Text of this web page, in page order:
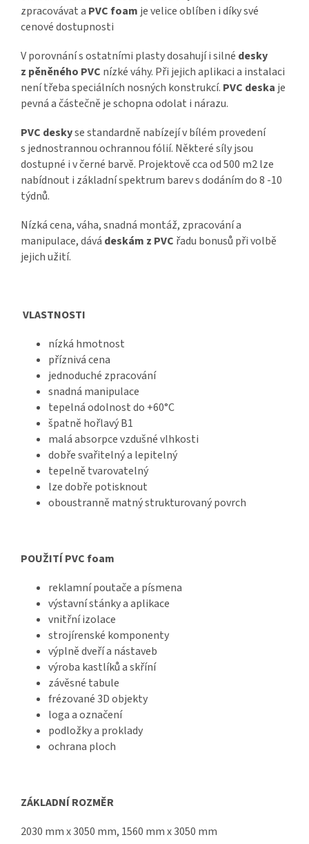
zpracovávat a PVC foam je velice oblíben i díky své
cenové dostupnosti
V porovnání s ostatními plasty dosahují i silné desky
z pěněného PVC nízké váhy. Při jejich aplikaci a instalaci
není třeba speciálních nosných konstrukcí. PVC deska je
pevná a částečně je schopna odolat i nárazu.
PVC deskyse standardně nabízejí v bílém provedení
s jednostrannou ochrannou fólií. Některé síly jsou
dostupné i v černé barvě. Projektově cca od 500 m2 lze
nabídnout i základní spektrum barev s dodáním do 8 -10
týdnů.
Nízká cena, váha, snadná montáž, zpracování a
manipulace, dává deskám z PVC řadu bonusů při volbě
jejich užití.
VLASTNOSTI
nízká hmotnost
příznivá cena
jednoduché zpracování
snadná manipulace
tepelná odolnost do +60°C
špatně hořlavý B1
malá absorpce vzdušné vlhkosti
dobře svařitelný a lepitelný
tepelně tvarovatelný
lze dobře potisknout
oboustranně matný strukturovaný povrch
POUŽITÍ PVC foam
reklamní poutače a písmena
výstavní stánky a aplikace
vnitřní izolace
strojírenské komponenty
výplně dveří a nástaveb
výroba kastlíků a skříní
závěsné tabule
frézované 3D objekty
loga a označení
podložky a proklady
ochrana ploch
ZÁKLADNÍ ROZMĚR
2030 mm x 3050 mm, 1560 mm x 3050 mm